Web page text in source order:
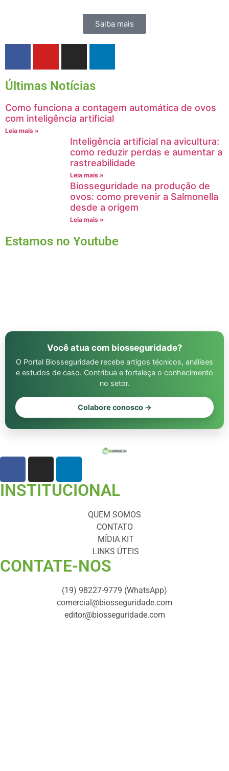
Saiba mais
Últimas Notícias
Como funciona a contagem automática de ovos
com inteligência artificial
Leia mais »
Inteligência artificial na avicultura:
como reduzir perdas e aumentar a
rastreabilidade
Leia mais »
Biosseguridade na produção de
ovos: como prevenir a Salmonella
desde a origem
Leia mais »
Estamos no Youtube
Você atua com biosseguridade?
O Portal Biosseguridade recebe artigos técnicos, análises
e estudos de caso. Contribua e fortaleça o conhecimento
no setor.
Colabore conosco →
INSTITUCIONAL
QUEM SOMOS
CONTATO
MÍDIA KIT
LINKS ÚTEIS
CONTATE-NOS ​
(19) 98227-9779 (WhatsApp)
comercial@biosseguridade.com
editor@biosseguridade.com